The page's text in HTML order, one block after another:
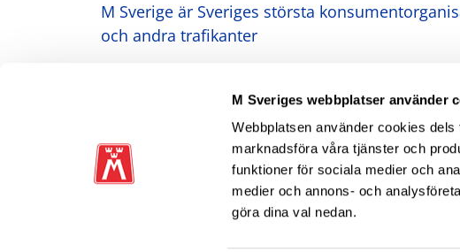
M Sveriges webbplatser använder
Webbplatsen använder cookies
marknadsföra våra tjänster och
funktioner för sociala medier och
medier och annons- och
göra dina val nedan.
M Sverige är Sveriges största
och andra trafikanter